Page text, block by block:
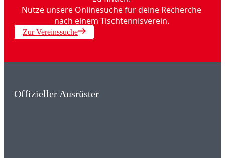
Nutze unsere Onlinesuche für deine Recherche
nach einem Tischtennisverein.
Zur Vereinssuche
Offizieller Ausrüster